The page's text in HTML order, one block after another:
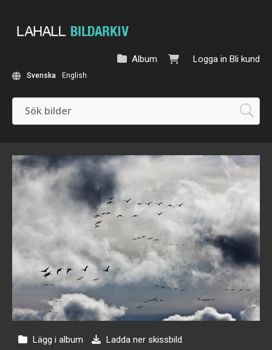
Logga in Bli kund
Album
Svenska English
Lägg i album Ladda ner skissbild